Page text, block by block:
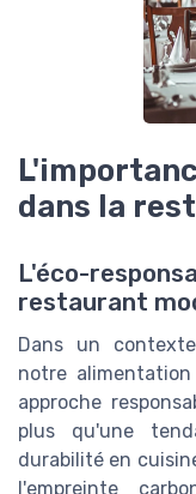
dans la
L'éco-
restaurant
Dans un
notre
approche
plus qu'une
durabilité en
l'empreinte